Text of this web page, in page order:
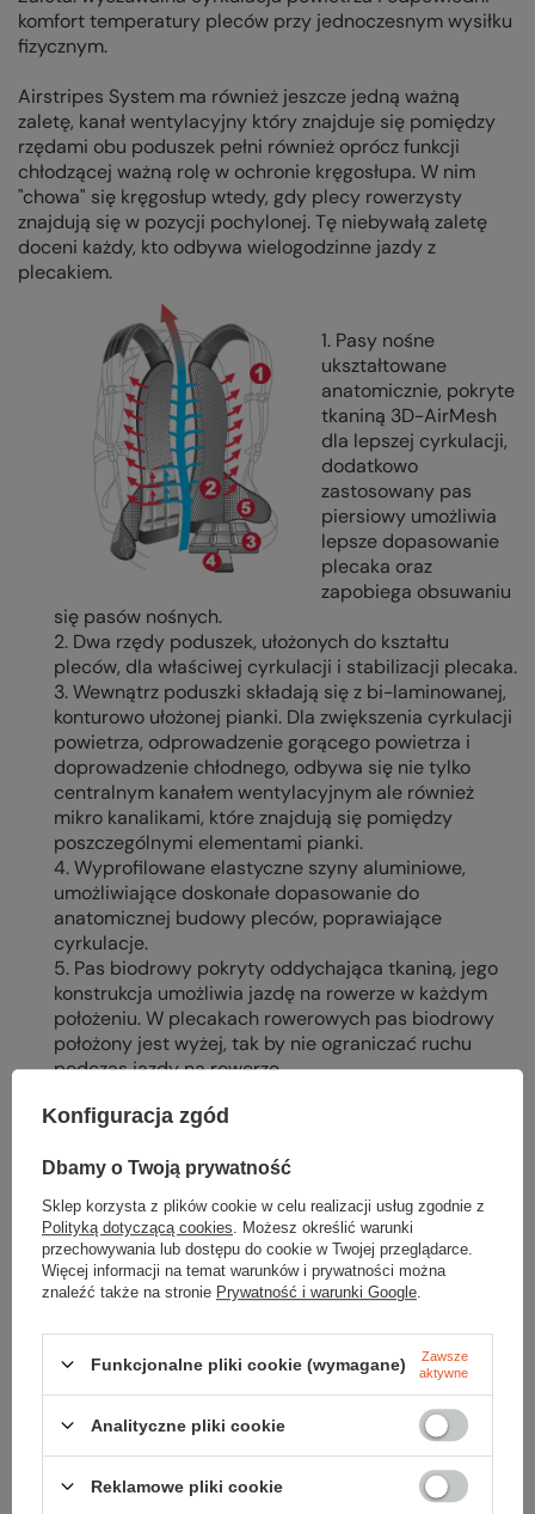
komfort temperatury pleców przy jednoczesnym wysiłku
fizycznym.
Airstripes System ma również jeszcze jedną ważną
zaletę, kanał wentylacyjny który znajduje się pomiędzy
rzędami obu poduszek pełni również oprócz funkcji
chłodzącej ważną rolę w ochronie kręgosłupa. W nim
"chowa" się kręgosłup wtedy, gdy plecy rowerzysty
znajdują się w pozycji pochylonej. Tę niebywałą zaletę
doceni każdy, kto odbywa wielogodzinne jazdy z
plecakiem.
1. Pasy nośne
ukształtowane
anatomicznie, pokryte
tkaniną 3D-AirMesh
dla lepszej cyrkulacji,
dodatkowo
zastosowany pas
piersiowy umożliwia
lepsze dopasowanie
plecaka oraz
zapobiega obsuwaniu
się pasów nośnych.
2. Dwa rzędy poduszek, ułożonych do kształtu
pleców, dla właściwej cyrkulacji i stabilizacji plecaka.
3. Wewnątrz poduszki składają się z bi-laminowanej,
konturowo ułożonej pianki. Dla zwiększenia cyrkulacji
powietrza, odprowadzenie gorącego powietrza i
doprowadzenie chłodnego, odbywa się nie tylko
centralnym kanałem wentylacyjnym ale również
mikro kanalikami, które znajdują się pomiędzy
poszczególnymi elementami pianki.
4. Wyprofilowane elastyczne szyny aluminiowe,
umożliwiające doskonałe dopasowanie do
anatomicznej budowy pleców, poprawiające
cyrkulacje.
5. Pas biodrowy pokryty oddychająca tkaniną, jego
konstrukcja umożliwia jazdę na rowerze w każdym
położeniu. W plecakach rowerowych pas biodrowy
położony jest wyżej, tak by nie ograniczać ruchu
podczas jazdy na rowerze.
Parametry
Marka Deuter
Konfiguracja zgód
Dbamy o Twoją prywatność
Sklep korzysta z plików cookie w celu realizacji usług zgodnie z
Polityką dotyczącą cookies . Możesz określić warunki
przechowywania lub dostępu do cookie w Twojej przeglądarce.
Więcej informacji na temat warunków i prywatności można
znaleźć także na stronie Prywatność i warunki Google
Funkcjonalne pliki cookie (wymagane)
Zawsze
aktywne
Analityczne pliki cookie
Reklamowe pliki cookie